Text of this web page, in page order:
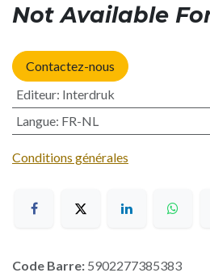
Not Available
Contactez-nous
Editeur: Interdruk
Langue: FR-NL
Conditions générales
Code Barre: 5902277385383